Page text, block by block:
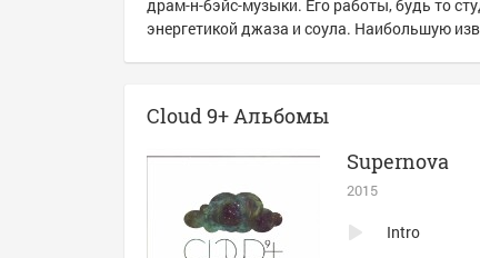
драм-н-бэйс-музыки. Его работы, будь то
энергетикой джаза и соула. Наибольшую
Cloud 9+ Альбомы
Supernova
2015
Intro